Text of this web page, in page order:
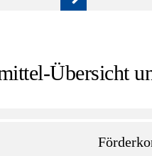
Übersicht